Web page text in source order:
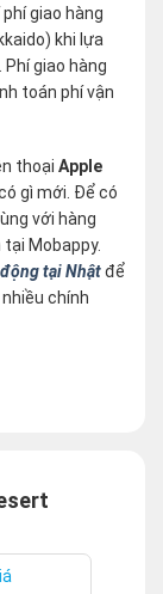
giao hàng
khi lựa
giao hàng
toán phí vận
thoại Apple
gì mới. Để có
với hàng
Mobappy.
tại Nhậtđể
chính